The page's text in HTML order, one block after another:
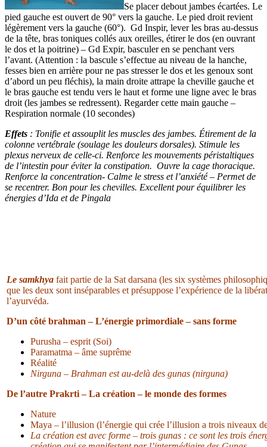
Se placer debout jambes écartées. Le
pied gauche est ouvert de 90° vers la gauche. Le pied droit revient
légèrement vers la gauche (60°). Gd Inspir, lever les bras au-dessus
de la tête, bras toniques collés aux oreilles, étirer le dos (en ouvrant
le dos et la poitrine) – Gd Expir, basculer en se penchant vers
l’avant. (Attention : la bascule s’effectue au niveau de la hanche,
fesses bien en arrière pour ne pas stresser le dos et les genoux sont
d’abord un peu fléchis), la main droite attrape la cheville gauche et
le bras gauche est tendu vers le haut et forme une ligne avec le bras
droit (les jambes se redressent). Regarder cette main gauche –
Respiration normale (10 secondes)
Effets : Tonifie et assouplit les muscles des jambes. Étirement de la
colonne vertébrale (soulage les douleurs dorsales). Stimule les
plexus nerveux de celle-ci. Renforce les mouvements péristaltiques
de l’intestin pour éviter la constipation. Ouvre la cage thoracique.
Renforce la concentration- Calme le stress et l’anxiété – Permet de
se recentrer. Bon pour les chevilles. Excellent pour équilibrer les
énergies d’Ida et de Pingala
Le samkhya fait partie de la Sat darsana (les six systèmes
que les deux sont inséparables et présuppose l’expérience de la
l’ayurvéda.
D’un côté brahman – L’énergie primordiale – sans forme
Purusha – esprit (Soi)
Paramatma – âme suprême
Réalité
Nirguna – Brahman est au-delà des gunas (nirguna)
De l’autre Prakrti – La création – le monde des formes
Nature
Maya – l’illusion (l’énergie qui crée l’illusion a trois niveaux
La création est avec forme – trois gunas : ce sont les trois